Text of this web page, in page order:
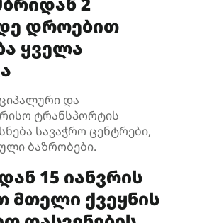
დროებით
ყველა
და
ტრანსპორტის
სავაჭრო ცენტრები,
ბაზრობები.
15 იანვრის
მთელი ქვეყნის